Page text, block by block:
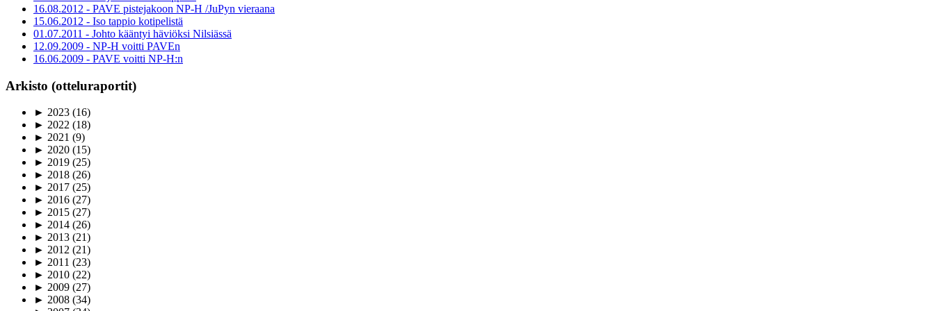
16.08.2012 - PAVE pistejakoon NP-H /JuPyn vieraana
15.06.2012 - Iso tappio kotipelistä
01.07.2011 - Johto kääntyi häviöksi Nilsiässä
12.09.2009 - NP-H voitti PAVEn
16.06.2009 - PAVE voitti NP-H:n
Arkisto (otteluraportit)
► 2023 (16)
► 2022 (18)
► 2021 (9)
► 2020 (15)
► 2019 (25)
► 2018 (26)
► 2017 (25)
► 2016 (27)
► 2015 (27)
► 2014 (26)
► 2013 (21)
► 2012 (21)
► 2011 (23)
► 2010 (22)
► 2009 (27)
► 2008 (34)